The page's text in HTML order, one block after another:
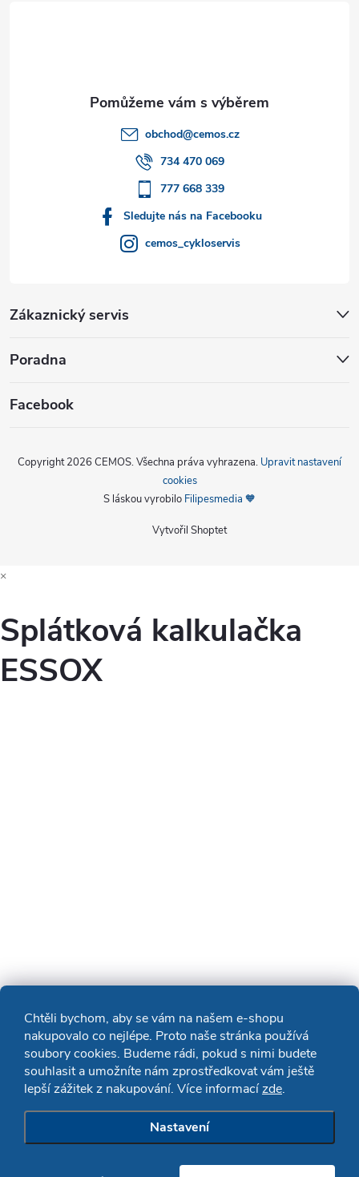
Chtěli bychom, aby se vám na našem e-shopu
nakupovalo co nejlépe. Proto naše stránka používá
soubory cookies. Budeme rádi, pokud s nimi budete
souhlasit a umožníte nám zprostředkovat vám ještě
lepší zážitek z nakupování. Více informacízde.
Nastavení
obchod@cemos.cz
734 470 069
777 668 339
Sledujte nás na Facebooku
cemos_cykloservis
Zákaznický servis
Poradna
Facebook
Vytvořil Shoptet
Copyright 2026 CEMOS. Všechna práva vyhrazena. Upravit nastavení
cookies
S láskou vyrobilo Filipesmedia 🧡
×
Splátková kalkulačka
ESSOX